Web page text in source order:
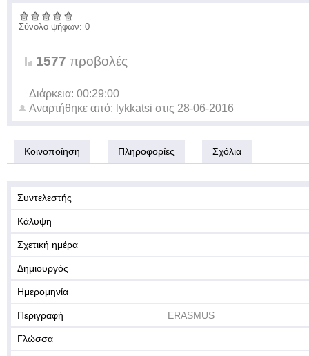
Σύνολο ψήφων: 0
1577 προβολές
Διάρκεια: 00:29:00
Αναρτήθηκε από: lykkatsi στις 28-06-2016
Κοινοποίηση Πληροφορίες Σχόλια
Συντελεστής
Κάλυψη
Σχετική ημέρα
Δημιουργός
Ημερομηνία
Περιγραφή ERASMUS
Γλώσσα